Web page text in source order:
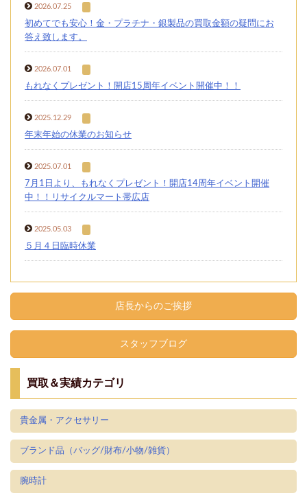
2026.07.25
初めてでも安心！金・プラチナ・銀製品の買取金額の疑問にお
答え致します。
2026.07.01
もれなくプレゼント！開店15周年イベント開催中！！
2025.12.29
年末年始の休業のお知らせ
2025.07.01
7月1日より、もれなくプレゼント！開店14周年イベント開催
中！！リサイクルマート帯広店
2025.05.03
５月４日臨時休業
店長からのご挨拶
スタッフブログ
買取＆実績カテゴリ
貴金属・アクセサリー
ブランド品（バッグ/財布/小物/雑貨）
腕時計